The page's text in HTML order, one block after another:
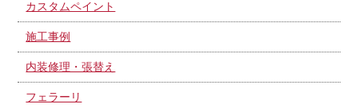
カスタムペイント
施工事例
内装修理・張替え
フェラーリ